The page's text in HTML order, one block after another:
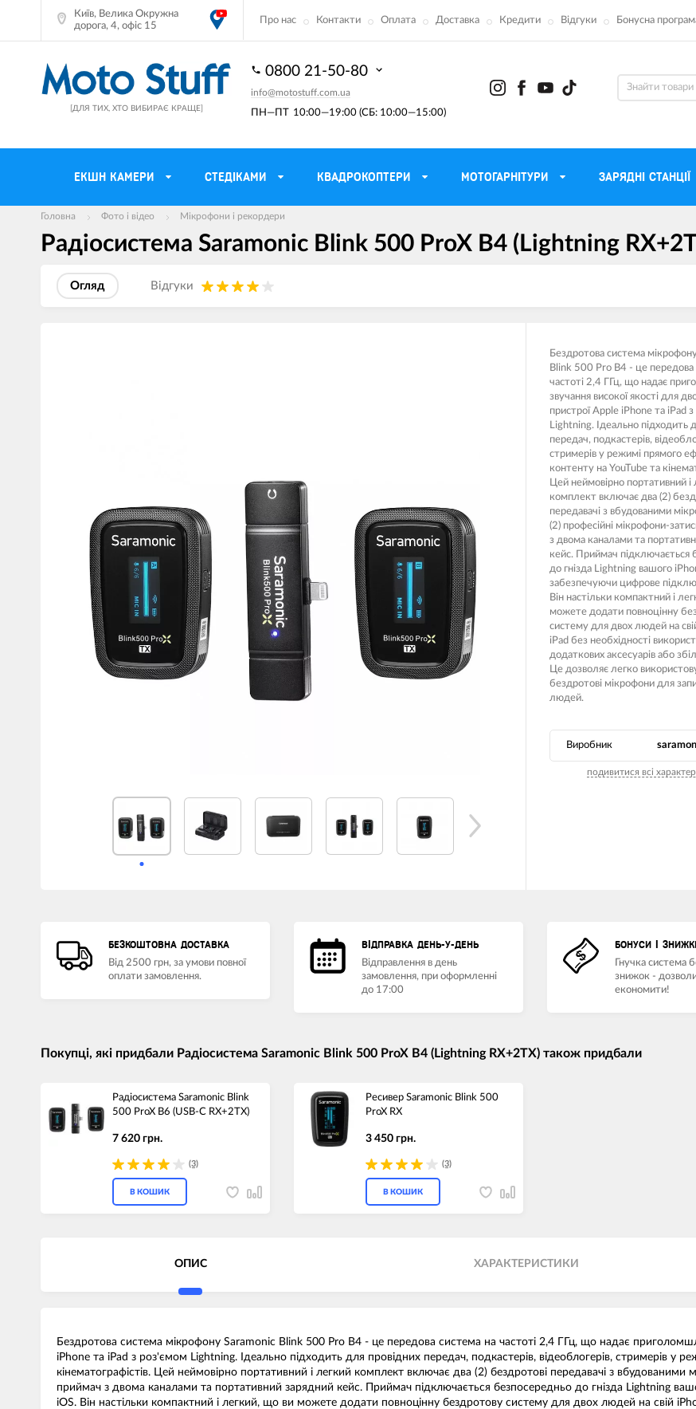
Київ, Велика Окружна
дорога, 4, офіс 15
Про нас Контакти Оплата Доставка Кредити Відгуки Бонусна
[ДЛЯ ТИХ, ХТО ВИБИРАЄ КРАЩЕ] ПН—ПТ 10:00—19:00 (СБ: 10:00—15:00)
0800 21-50-80
info@motostuff.com.ua
ЕКШН КАМЕРИ CТЕДІКАМИ КВАДРОКОПТЕРИ МОТОГАРНІТУРИ ЗАРЯДНІ СТАНЦІЇ
Мотошоломи
Мотокуртки
Мотоекіпування ендуро
Функціональний одяг
Тримачі смартфону
Грузики керма
Мото сумки Wolfman для
ендуро
Тубус для інструментів
Захист рук
Моторні масла для мотоцикла
Пропитки повітряного фільтра
Охолоджуюча рідина
Веб-
Авто GPS навігатори
Відеореєстратори
Диктофони та рекордери
Акустика
Головна Фото і відео Мікрофони і рекордери
Радіосистема Saramonic Blink 500 ProX B4 (Lightning
Огляд Вiдгуки
Бездротова система
Blink 500 Pro B4 - це передова
частоті 2,4 ГГц, що надає
звучання високої якості для
пристрої Apple iPhone та iPad
Lightning. Ідеально підходить
передач, подкастерів,
стримерів у режимі прямого
контенту на YouTube та
Цей неймовірно портативний і
комплект включає два (2)
передавачі з вбудованими
(2) професійні мікрофони-
з двома каналами та
кейс. Приймач підключається
до гнізда Lightning вашого
забезпечуючи цифрове
Він настільки компактний і
можете додати повноцінну
систему для двох людей на
iPad без необхідності
додаткових аксесуарів або
Це дозволяє легко
бездротові мікрофони для
людей.
Виробник
подивитися всі
БЕЗКОШТОВНА ДОСТАВКА
Від 2500 грн, за умови повної
оплати замовлення.
ВІДПРАВКА ДЕНЬ-У-ДЕНЬ
Відправлення в день
замовлення, при оформленні
до 17:00
БОНУСИ І
Гнучка система
знижок -
економити!
Покупці, які придбали Радіосистема Saramonic Blink 500 ProX B4 (Lightning RX+2TX) також придбали
Радіосистема Saramonic Blink
500 ProX B6 (USB-C RX+2TX)
7 620 грн.
(3)
В КОШИК
Ресивер Saramonic Blink 500
ProX RX
3 450 грн.
(3)
В КОШИК
ОПИС ХАРАКТЕРИСТИКИ
Бездротова система мікрофону Saramonic Blink 500 Pro B4 - це передова система на частоті 2,4 ГГц, що надає
iPhone та iPad з роз'ємом Lightning. Ідеально підходить для провідних передач, подкастерів, відеоблогерів, стримерів у
кінематографістів. Цей неймовірно портативний і легкий комплект включає два (2) бездротові передавачі з вбудованими
приймач з двома каналами та портативний зарядний кейс. Приймач підключається безпосередньо до гнізда Lightning
iOS. Він настільки компактний і легкий, що ви можете додати повноцінну бездротову систему для двох людей на свій